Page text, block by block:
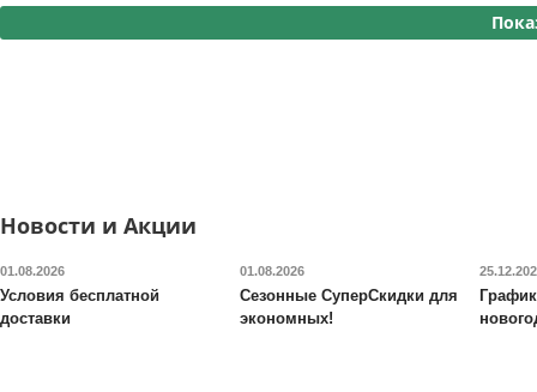
Макс. нагрузка: 160 кг
Максимальный вес пользователя: 160 кг
Ширина: 244
Новости и Акции
01.08.2026
Условия бесплатной
доставки
01.08.2026
Сезонные СуперСкидки для
экономных!